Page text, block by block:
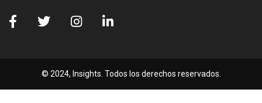
© 2024, Insights. Todos los derechos reservados.